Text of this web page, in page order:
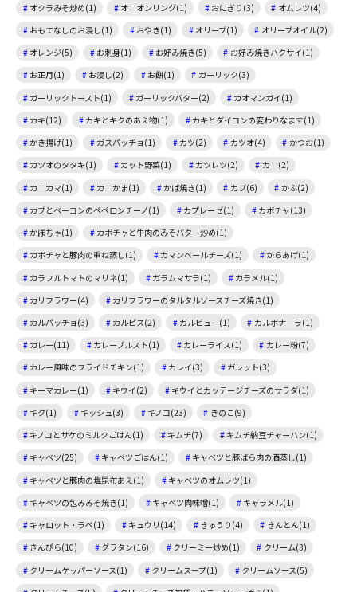
オクラみそ炒め(1)
オニオンリング(1) おにぎり(3)
オムレツ(4)
おもてなしのお浸し(1)
おやき(1) オリーブ(1)
オリーブオイル(2)
オレンジ(5)
お刺身(1) お好み焼き(5)
お好み焼きハクサイ(1)
お正月(1)
お浸し(2) お餅(1)
ガーリック(3)
ガーリックトースト(1)
ガーリックバター(2)
カオマンガイ(1)
カキ(12)
カキとキクのあえ物(1)
カキとダイコンの変わりなます(1)
かき揚げ(1)
ガスパッチョ(1) カツ(2) カツオ(4)
かつお(1)
カツオのタタキ(1)
カット野菜(1) カツレツ(2)
カニ(2)
カニカマ(1)
カニかま(1) かば焼き(1) カブ(6)
かぶ(2)
カブとベーコンのペペロンチーノ(1)
カプレーゼ(1)
カボチャ(13)
かぼちゃ(1)
カボチャと牛肉のみそバター炒め(1)
カボチャと豚肉の重ね蒸し(1)
カマンベールチーズ(1)
からあげ(1)
カラフルトマトのマリネ(1)
ガラムマサラ(1)
カラメル(1)
カリフラワー(4)
カリフラワーのタルタルソースチーズ焼き(1)
カルパッチョ(3)
カルピス(2) ガルビュー(1)
カルボナーラ(1)
カレー(11)
カレーブルスト(1) カレーライス(1)
カレー粉(7)
カレー風味のフライドチキン(1)
カレイ(3)
ガレット(3)
キーマカレー(1)
キウイ(2)
キウイとカッテージチーズのサラダ(1)
キク(1)
キッシュ(3) キノコ(23)
きのこ(9)
キノコとサケのミルクごはん(1)
キムチ(7)
キムチ納豆チャーハン(1)
キャベツ(25)
キャベツごはん(1)
キャベツと豚ばら肉の酒蒸し(1)
キャベツと豚肉の塩昆布あえ(1)
キャベツのオムレツ(1)
キャベツの包みみそ焼き(1)
キャベツ肉味噌(1)
キャラメル(1)
キャロット・ラペ(1)
キュウリ(14) きゅうり(4)
きんとん(1)
きんぴら(10)
グラタン(16) クリーミー炒め(1)
クリーム(3)
クリームケッパーソース(1)
クリームスープ(1)
クリームソース(5)